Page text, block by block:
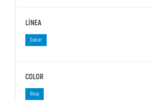
LÍNEA
Dakar
COLOR
Rosa